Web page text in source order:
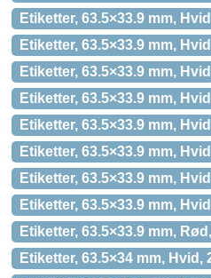
Etiketter, 63.5×33.9 mm,
Etiketter, 63.5×33.9 mm,
Etiketter, 63.5×33.9 mm,
Etiketter, 63.5×33.9 mm,
Etiketter, 63.5×33.9 mm,
Etiketter, 63.5×33.9 mm,
Etiketter, 63.5×33.9 mm,
Etiketter, 63.5×33.9 mm,
Etiketter, 63.5×33.9 mm,
Etiketter, 63.5×34 mm,